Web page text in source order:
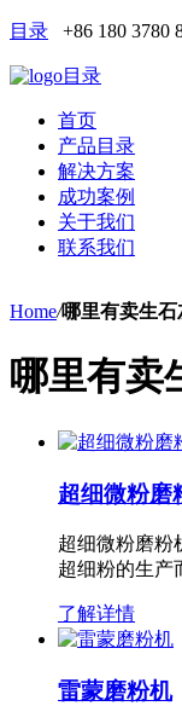
目录 +86 180 3780
目录
首页
产品目录
解决方案
成功案例
关于我们
联系我们
Home/哪里有卖生石
哪里有卖
超细微粉磨
超细微粉磨粉
超细粉的生
了解详情
雷蒙磨粉机